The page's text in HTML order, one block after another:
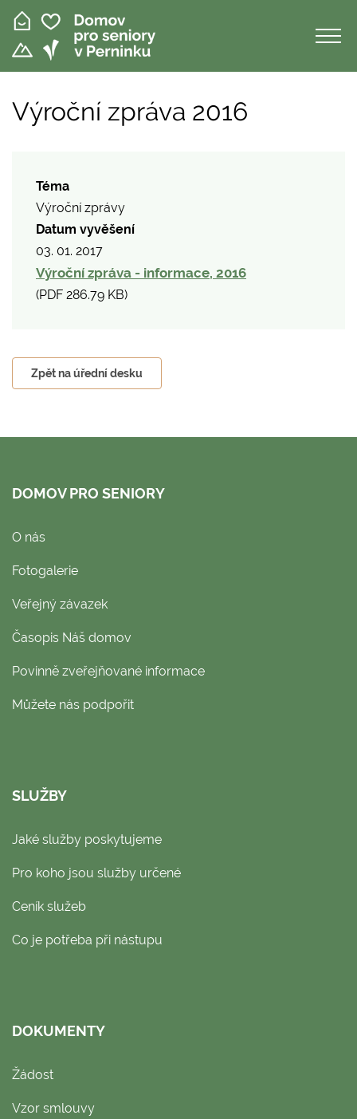
Přejít
hlavnímu
obsahu
Výroční zpráva 2016
Téma
Výroční zprávy
Datum vyvěšení
03. 01. 2017
Výroční zpráva - informace, 2016
(PDF 286.79 KB)
Zpět na úřední desku
DOMOV PRO SENIORY
O nás
Fotogalerie
Veřejný závazek
Časopis Náš domov
Povinně zveřejňované informace
Můžete nás podpořit
SLUŽBY
Jaké služby poskytujeme
Pro koho jsou služby určené
Ceník služeb
Co je potřeba při nástupu
DOKUMENTY
Žádost
Vzor smlouvy